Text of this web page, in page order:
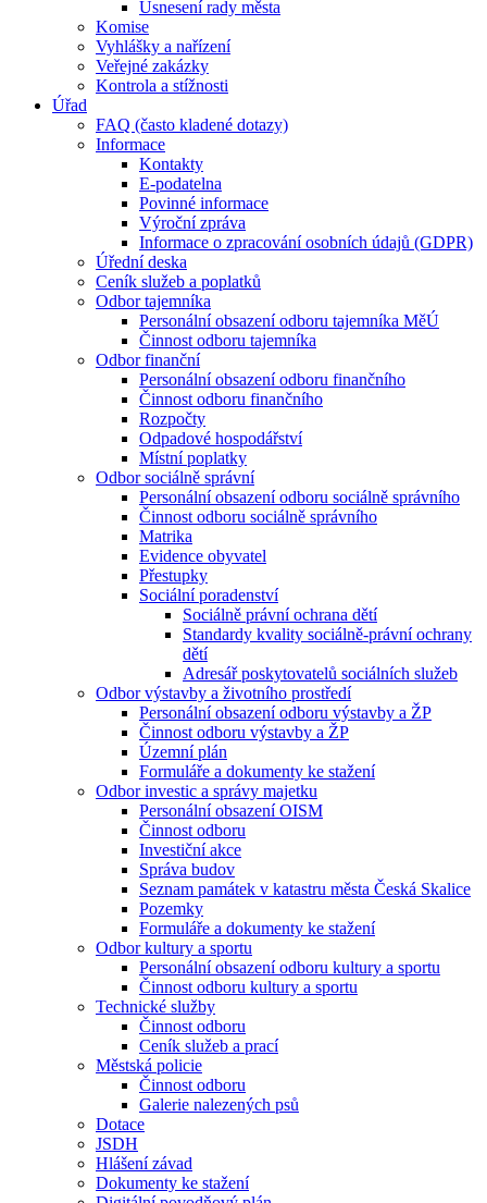
Usnesení rady města
Komise
Vyhlášky a nařízení
Veřejné zakázky
Kontrola a stížnosti
Úřad
FAQ (často kladené dotazy)
Informace
Kontakty
E-podatelna
Povinné informace
Výroční zpráva
Informace o zpracování osobních údajů (GDPR)
Úřední deska
Ceník služeb a poplatků
Odbor tajemníka
Personální obsazení odboru tajemníka MěÚ
Činnost odboru tajemníka
Odbor finanční
Personální obsazení odboru finančního
Činnost odboru finančního
Rozpočty
Odpadové hospodářství
Místní poplatky
Odbor sociálně správní
Personální obsazení odboru sociálně správního
Činnost odboru sociálně správního
Matrika
Evidence obyvatel
Přestupky
Sociální poradenství
Sociálně právní ochrana dětí
Standardy kvality sociálně-právní ochrany
dětí
Adresář poskytovatelů sociálních služeb
Odbor výstavby a životního prostředí
Personální obsazení odboru výstavby a ŽP
Činnost odboru výstavby a ŽP
Územní plán
Formuláře a dokumenty ke stažení
Odbor investic a správy majetku
Personální obsazení OISM
Činnost odboru
Investiční akce
Správa budov
Seznam památek v katastru města Česká Skalice
Pozemky
Formuláře a dokumenty ke stažení
Odbor kultury a sportu
Personální obsazení odboru kultury a sportu
Činnost odboru kultury a sportu
Technické služby
Činnost odboru
Ceník služeb a prací
Městská policie
Činnost odboru
Galerie nalezených psů
Dotace
JSDH
Hlášení závad
Dokumenty ke stažení